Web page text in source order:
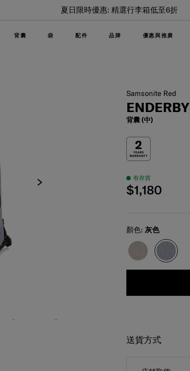
夏日限時優惠: 精選行李箱低至6折
背囊 袋 配件 品牌 優惠與推廣
Samsonite Red
ENDERBY
背囊 (中)
有存貨
$1,180
Select
顏色:灰色
送貨方式